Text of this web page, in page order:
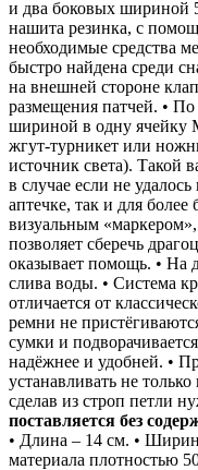
и два боковых шириной
нашита резинка, с
необходимые средства
быстро найдена среди
на внешней стороне
размещения патчей. •
шириной в одну ячейку
жгут-турникет или
источник света). Такой
в случае если не
аптечке, так и для
визуальным «маркером»,
позволяет сберечь
оказывает помощь. • На
слива воды. • Система
отличается от
ремни не
сумки и
надёжнее и удобней. •
устанавливать не
сделав из строп петли
поставляется без
• Длина – 14 см. •
материала плотностью